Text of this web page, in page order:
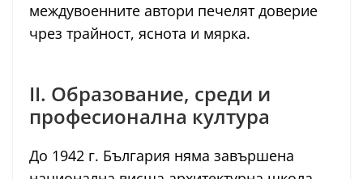
междувоенните автори печелят доверие
чрез трайност, яснота и мярка.
II. Образование, среди и
професионална култура
До 1942 г. България няма завършена